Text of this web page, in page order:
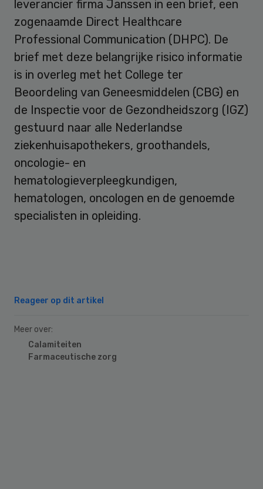
leverancier firma Janssen in een brief, een
zogenaamde Direct Healthcare
Professional Communication (DHPC). De
brief met deze belangrijke risico informatie
is in overleg met het College ter
Beoordeling van Geneesmiddelen (CBG) en
de Inspectie voor de Gezondheidszorg (IGZ)
gestuurd naar alle Nederlandse
ziekenhuisapothekers, groothandels,
oncologie- en
hematologieverpleegkundigen,
hematologen, oncologen en de genoemde
specialisten in opleiding.
Reageer op dit artikel
Meer over:
Calamiteiten
Farmaceutische zorg